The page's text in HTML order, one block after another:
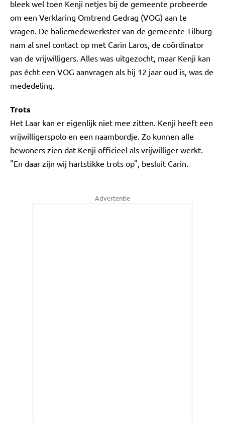
bleek wel toen Kenji netjes bij de gemeente probeerde
om een Verklaring Omtrend Gedrag (VOG) aan te
vragen. De baliemedewerkster van de gemeente Tilburg
nam al snel contact op met Carin Laros, de coördinator
van de vrijwilligers. Alles was uitgezocht, maar Kenji kan
pas écht een VOG aanvragen als hij 12 jaar oud is, was de
mededeling.
Trots
Het Laar kan er eigenlijk niet mee zitten. Kenji heeft een
vrijwilligerspolo en een naambordje. Zo kunnen alle
bewoners zien dat Kenji officieel als vrijwilliger werkt.
"En daar zijn wij hartstikke trots op", besluit Carin.
Advertentie